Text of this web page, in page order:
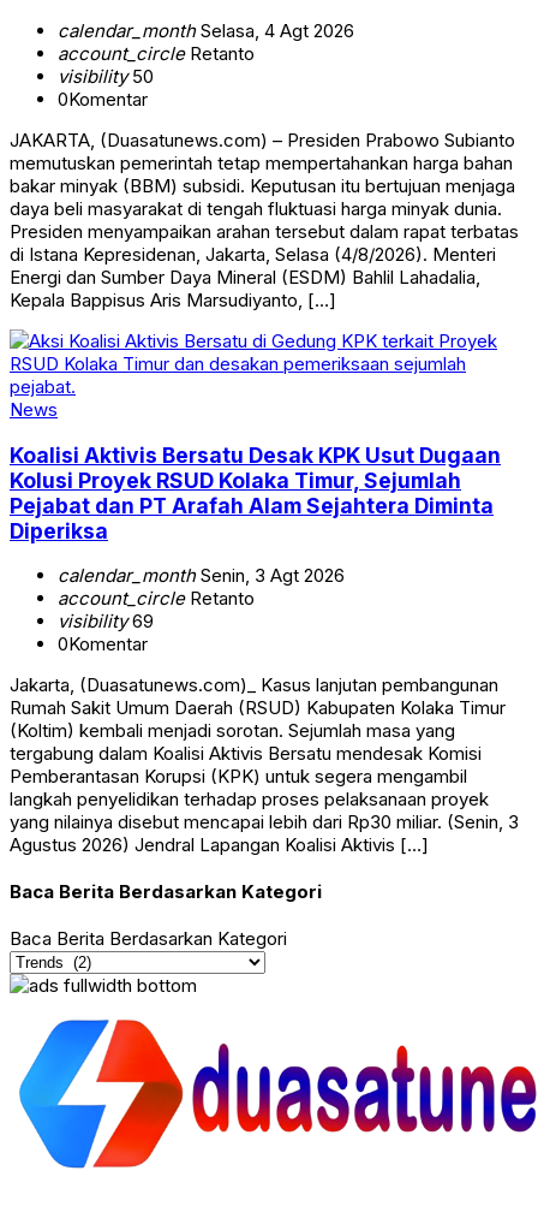
calendar_monthSelasa, 4 Agt 2026
account_circleRetanto
visibility50
0Komentar
JAKARTA, (Duasatunews.com) – Presiden Prabowo Subianto
memutuskan pemerintah tetap mempertahankan harga bahan
bakar minyak (BBM) subsidi. Keputusan itu bertujuan menjaga
daya beli masyarakat di tengah fluktuasi harga minyak dunia.
Presiden menyampaikan arahan tersebut dalam rapat terbatas
di Istana Kepresidenan, Jakarta, Selasa (4/8/2026). Menteri
Energi dan Sumber Daya Mineral (ESDM) Bahlil Lahadalia,
Kepala Bappisus Aris Marsudiyanto, […]
News
Koalisi Aktivis Bersatu Desak KPK Usut Dugaan
Kolusi Proyek RSUD Kolaka Timur, Sejumlah
Pejabat dan PT Arafah Alam Sejahtera Diminta
Diperiksa
calendar_monthSenin, 3 Agt 2026
account_circleRetanto
visibility69
0Komentar
Jakarta, (Duasatunews.com)_ Kasus lanjutan pembangunan
Rumah Sakit Umum Daerah (RSUD) Kabupaten Kolaka Timur
(Koltim) kembali menjadi sorotan. Sejumlah masa yang
tergabung dalam Koalisi Aktivis Bersatu mendesak Komisi
Pemberantasan Korupsi (KPK) untuk segera mengambil
langkah penyelidikan terhadap proses pelaksanaan proyek
yang nilainya disebut mencapai lebih dari Rp30 miliar. (Senin, 3
Agustus 2026) Jendral Lapangan Koalisi Aktivis […]
Baca Berita Berdasarkan Kategori
Baca Berita Berdasarkan Kategori